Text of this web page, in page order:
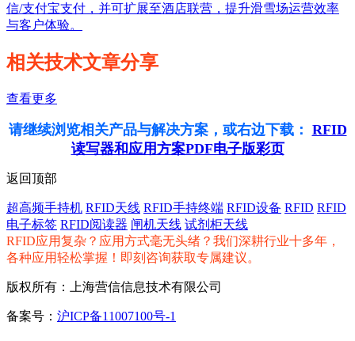
信/支付宝支付，并可扩展至酒店联营，提升滑雪场运营效率
与客户体验。
相关技术文章分享
查看更多
请继续浏览相关产品与解决方案，或右边下载： RFID
读写器和应用方案PDF电子版彩页
返回顶部
超高频手持机 RFID天线 RFID手持终端 RFID设备 RFID RFID
电子标签 RFID阅读器 闸机天线 试剂柜天线
RFID应用复杂？应用方式毫无头绪？我们深耕行业十多年，
各种应用轻松掌握！即刻咨询获取专属建议。
版权所有：上海营信信息技术有限公司
备案号： 沪ICP备11007100号-1